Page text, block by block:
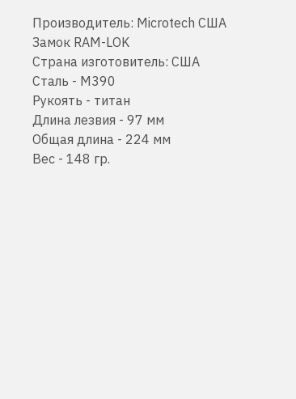
Производитель: Microtech США
Замок RAM-LOK
Страна изготовитель: США
Сталь - M390
Рукоять - титан
Длина лезвия - 97 мм
Общая длина - 224 мм
Вес - 148 гр.